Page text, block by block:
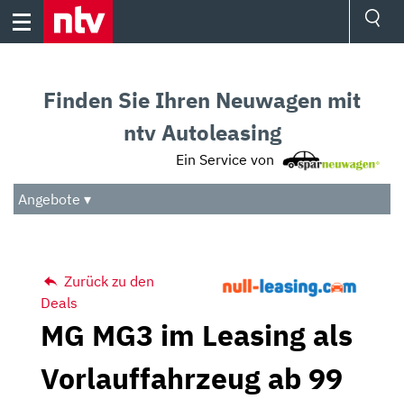
Skip
Audio
Das Beste
Finden Sie Ihren Neuwagen mit
ntv Autoleasing
Ein Service von
Angebote ▾
Zurück zu den
Deals
MG MG3 im Leasing als
Vorlauffahrzeug ab 99